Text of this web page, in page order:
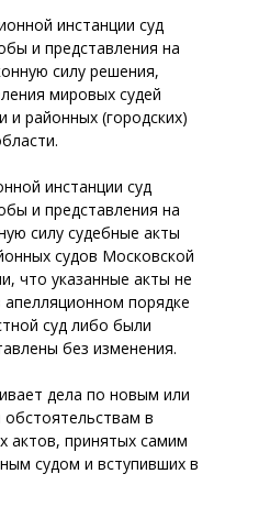
инстанции суд
и представления на
силу решения,
мировых судей
и районных (городских)
инстанции суд
и представления на
силу судебные акты
судов Московской
что указанные акты не
порядке
суд либо были
без изменения.
дела по новым или
в
актов, принятых самим
судом и вступивших в